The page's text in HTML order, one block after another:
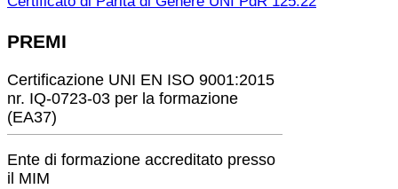
PREMI
Certificazione UNI EN ISO 9001:2015
nr. IQ-0723-03 per la formazione
(EA37)
Ente di formazione accreditato presso
il MIM